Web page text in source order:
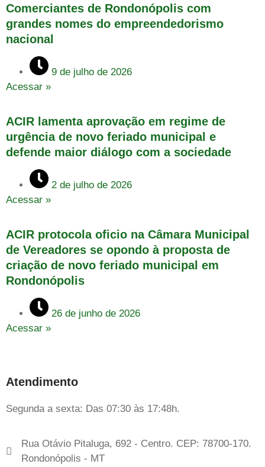
Comerciantes de Rondonópolis com
grandes nomes do empreendedorismo
nacional
9 de julho de 2026
Acessar »
ACIR lamenta aprovação em regime de
urgência de novo feriado municipal e
defende maior diálogo com a sociedade
2 de julho de 2026
Acessar »
ACIR protocola oficio na Câmara Municipal
de Vereadores se opondo à proposta de
criação de novo feriado municipal em
Rondonópolis
26 de junho de 2026
Acessar »
Atendimento
Segunda a sexta: Das 07:30 às 17:48h.
Rua Otávio Pitaluga, 692 - Centro. CEP: 78700-170.
Rondonópolis - MT